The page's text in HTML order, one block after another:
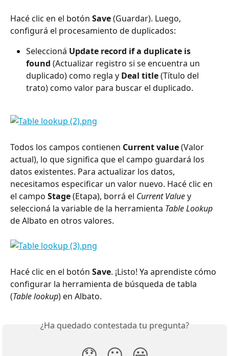
Hacé clic en el botón Save (Guardar). Luego,
configurá el procesamiento de duplicados:
Seleccioná Update record if a duplicate is
found (Actualizar registro si se encuentra un
duplicado) como regla y Deal title (Título del
trato) como valor para buscar el duplicado.
Todos los campos contienen Current value (Valor
actual), lo que significa que el campo guardará los
datos existentes. Para actualizar los datos,
necesitamos especificar un valor nuevo. Hacé clic en
el campo Stage (Etapa), borrá el Current Value y
seleccioná la variable de la herramienta Table Lookup
de Albato en otros valores.
Hacé clic en el botón Save. ¡Listo! Ya aprendiste cómo
configurar la herramienta de búsqueda de tabla
(Table lookup) en Albato.
¿Ha quedado contestada tu pregunta?